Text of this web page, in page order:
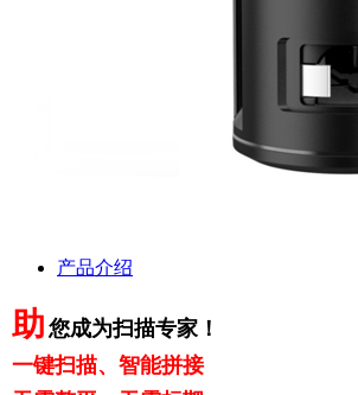
产品介绍
助 您成为扫描专家！
一键扫描、智能拼接